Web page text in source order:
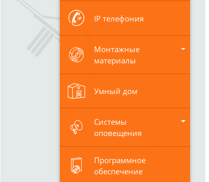
IP телефония
Монтажные
материалы
Умный дом
Системы
оповещения
Программное
обеспечение